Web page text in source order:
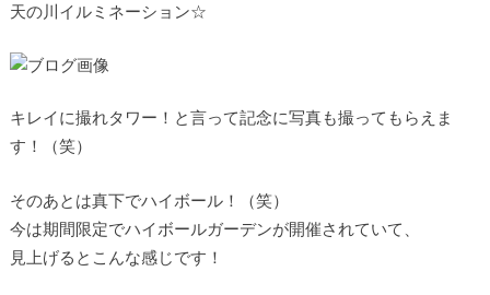
天の川イルミネーション☆
キレイに撮れタワー！と言って記念に写真も撮ってもらえま
す！（笑）
そのあとは真下でハイボール！（笑）
今は期間限定でハイボールガーデンが開催されていて、
見上げるとこんな感じです！